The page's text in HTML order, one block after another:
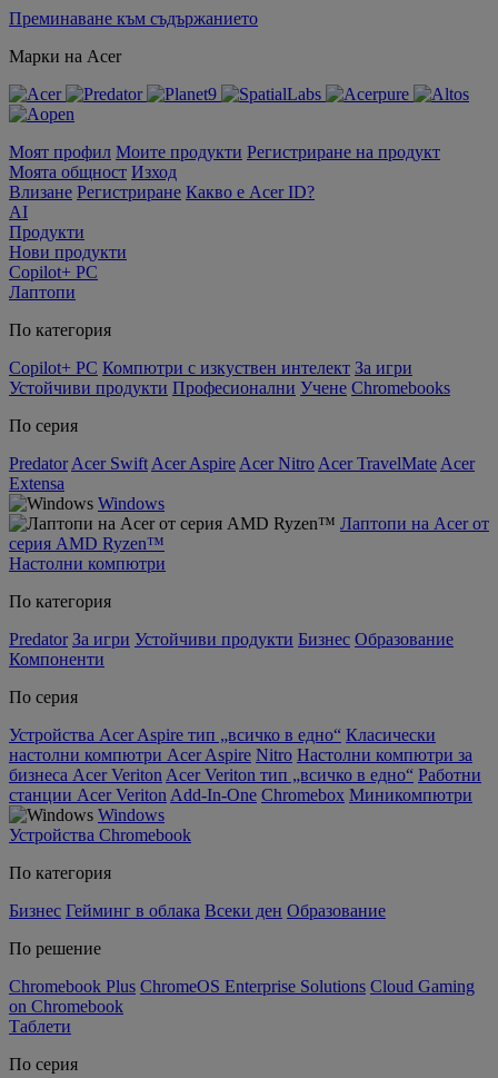
Преминаване към съдържанието
Марки на Acer
Моят профил Моите продукти Регистриране на продукт
Моята общност Изход
Влизане Регистриране Какво е Acer ID?
AI
Продукти
Нови продукти
Copilot+ PC
Лаптопи
По категория
Copilot+ PC Компютри с изкуствен интелект За игри
Устойчиви продукти Професионални Учене Chromebooks
По серия
Predator Acer Swift Acer Aspire Acer Nitro Acer TravelMate Acer
Extensa
Windows
Лаптопи на Acer от
серия AMD Ryzen™
Настолни компютри
По категория
Predator За игри Устойчиви продукти Бизнес Образование
Компоненти
По серия
Устройства Acer Aspire тип „всичко в едно“ Класически
настолни компютри Acer Aspire Nitro Настолни компютри за
бизнеса Acer Veriton Acer Veriton тип „всичко в едно“ Работни
станции Acer Veriton Add-In-One Chromebox Миникомпютри
Windows
Устройства Chromebook
По категория
Бизнес Гейминг в облака Всеки ден Образование
По решение
Chromebook Plus ChromeOS Enterprise Solutions Cloud Gaming
on Chromebook
Таблети
По серия